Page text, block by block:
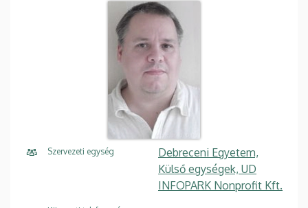
Szervezeti egység
Debreceni Egyetem,
Külső egységek, UD
INFOPARK Nonprofit Kft.